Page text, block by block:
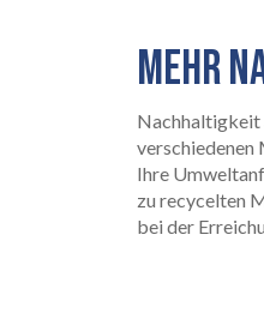
RECHTLICH
MEHR
Nachhaltigkeit
verschiedenen
Ihre
zu recycelten
bei der